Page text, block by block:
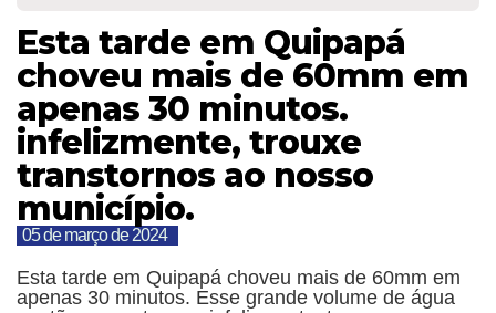
Esta tarde em Quipapá
choveu mais de 60mm em
apenas 30 minutos.
infelizmente, trouxe
transtornos ao nosso
município.
05 de março de 2024
Esta tarde em Quipapá choveu mais de 60mm em
apenas 30 minutos. Esse grande volume de água